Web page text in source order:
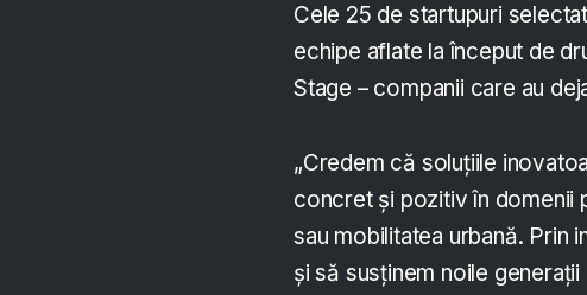
Cele 25 de startupuri
echipe aflate la început de
Stage – companii care au
„Credem că soluțiile
concret și pozitiv în domenii
sau mobilitatea urbană. Prin
și să susținem noile